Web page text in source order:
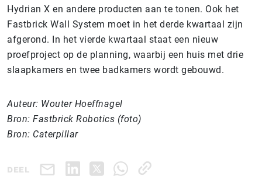
Hydrian X en andere producten aan te tonen. Ook het
Fastbrick Wall System moet in het derde kwartaal zijn
afgerond. In het vierde kwartaal staat een nieuw
proefproject op de planning, waarbij een huis met drie
slaapkamers en twee badkamers wordt gebouwd.
Auteur: Wouter Hoeffnagel
Bron: Fastbrick Robotics (foto)
Bron: Caterpillar
DEEL